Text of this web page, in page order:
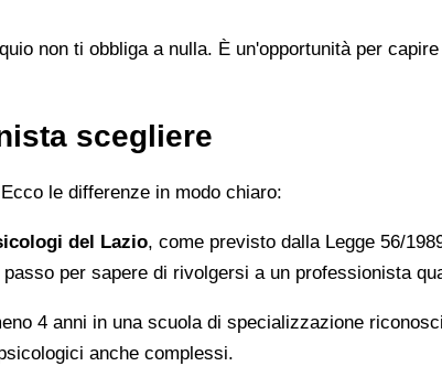
non ti obbliga a nulla. È un'opportunità per
scegliere
le differenze in modo chiaro:
del Lazio, come previsto dalla Legge 56/
per sapere di rivolgersi a un professionista
4 anni in una scuola di specializzazione
anche complessi.